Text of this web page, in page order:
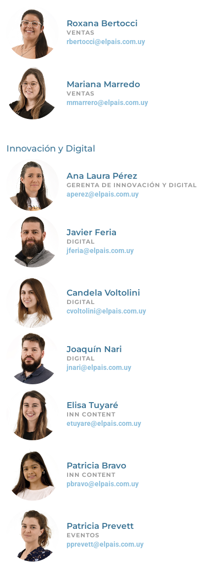
Roxana Bertocci
VENTAS
rbertocci@elpais.com.uy
Mariana Marredo
VENTAS
mmarrero@elpais.com.uy
Innovación y Digital
Ana Laura Pérez
GERENTA DE INNOVACIÓN Y DIGITAL
aperez@elpais.com.uy
Javier Feria
DIGITAL
jferia@elpais.com.uy
Candela Voltolini
DIGITAL
cvoltolini@elpais.com.uy
Joaquín Nari
DIGITAL
jnari@elpais.com.uy
Elisa Tuyaré
INN CONTENT
etuyare@elpais.com.uy
Patricia Bravo
INN CONTENT
pbravo@elpais.com.uy
Patricia Prevett
EVENTOS
pprevett@elpais.com.uy